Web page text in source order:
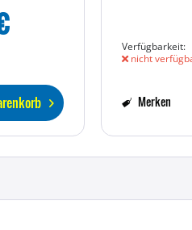
Verfügbarkeit:
nicht
Merken